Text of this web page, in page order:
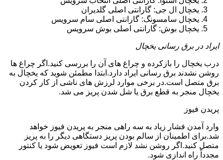
یخچال ال جی: گارانتی اصلی گلدیران
یخچال سامسونگ: گارانتی اصلی سام سرویس
یخچال بوش: گارانتی اصلی بوش سرویس
ایراد در برق رسانی یخچال
درب یخچال را بازکرده و چراغ های آن را بررسی کنید.اگر چراغ ها
روشن نشدند برق رسانی ایراد دارد.ابتدا مطمئن شوید که یخچال به
برق متصل است.در برخی موارد لرزش های ناشی از کار کردن
یخچال منجر به قطع برق یا شل شدن پریز می شد.
پریدن فیوز
وارد آمدن فشار زیاد به سه راهی منجر به پریدن فیوز خواهد
شد.برای اطمینان از سالم بودن پریز دستگاهی دیگر را به پریز
متصل کنید.اگر روشن نشد لازم است فیوز تعویض شود یا کنتور
مجدداً راه اندازی شود.